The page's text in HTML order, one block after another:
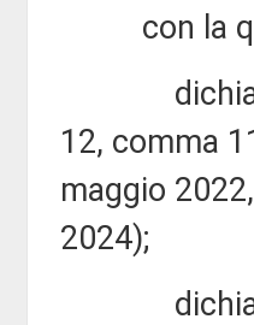
con la
dichiara
12, comma
maggio
2024);
dichiara